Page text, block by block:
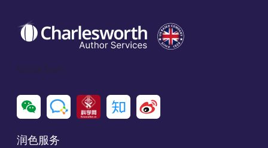
Social Icon
润色服务